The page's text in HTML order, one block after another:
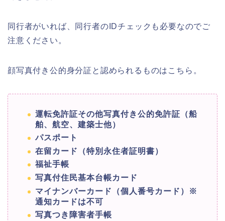
同行者がいれば、同行者のIDチェックも必要なのでご
注意ください。
顔写真付き公的身分証と認められるものはこちら。
運転免許証その他写真付き公的免許証（船
舶、航空、建築士他）
パスポート
在留カード（特別永住者証明書）
福祉手帳
写真付住民基本台帳カード
マイナンバーカード（個人番号カード）※
通知カードは不可
写真つき障害者手帳